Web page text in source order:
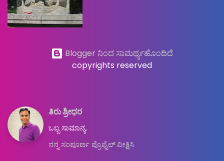
Blogger ನಿಂದ ಸಾಮರ್ಥ್ಯಹೊಂದಿದೆ
copyrights reserved
ತಿರು ಶ್ರೀಧರ
ಒಬ್ಬ ಸಾಮಾನ್ಯ.
ನನ್ನ ಸಂಪೂರ್ಣ ಪ್ರೊಫೈಲ್ ವೀಕ್ಷಿಸಿ